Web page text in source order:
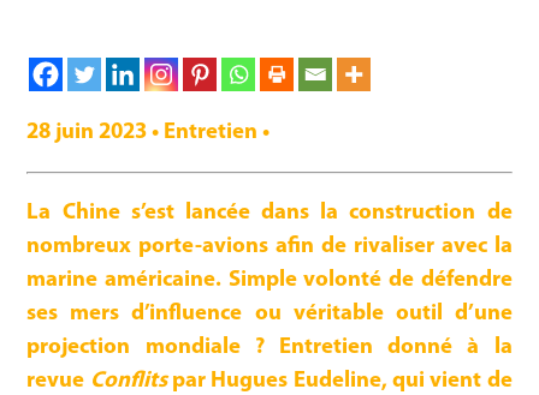
28 juin 2023 • Entretien •
La Chine s’est lancée dans la construction de
nombreux porte-avions afin de rivaliser avec la
marine américaine. Simple volonté de défendre
ses mers d’influence ou véritable outil d’une
projection mondiale ? Entretien donné à la
revue Conflitspar Hugues Eudeline, qui vient de